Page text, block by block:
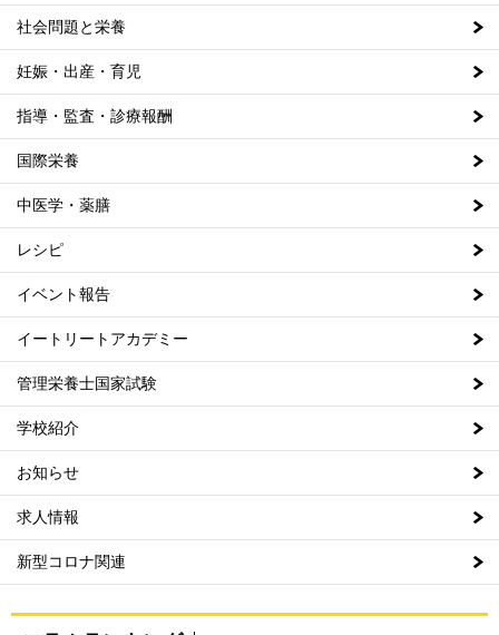
社会問題と栄養
妊娠・出産・育児
指導・監査・診療報酬
国際栄養
中医学・薬膳
レシピ
イベント報告
イートリートアカデミー
管理栄養士国家試験
学校紹介
お知らせ
求人情報
新型コロナ関連